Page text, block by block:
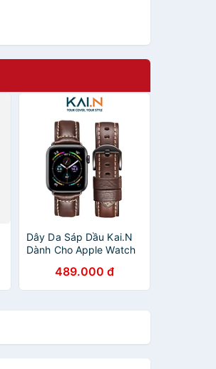
Dây Da Sáp Dầu Kai.N
Dành Cho Apple Watch
Series 1-8/SE/SE2022,
Kai.N Classic Italia
489.000 đ